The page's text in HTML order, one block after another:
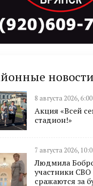
новости
8 августа 2026, 6:00
Акция «Всей
стадион!»
7 августа 2026,
Людмила
участники СВО
сражаются за